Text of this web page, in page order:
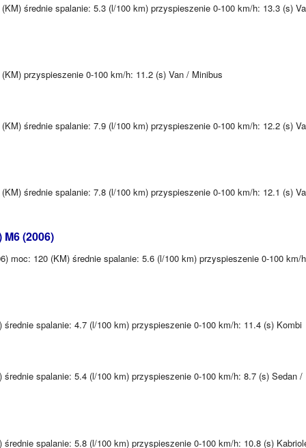
średnie spalanie: 5.3 (l/100 km) przyspieszenie 0-100 km/h: 13.3 (s)
przyspieszenie 0-100 km/h: 11.2 (s) Van / Minibus
średnie spalanie: 7.9 (l/100 km) przyspieszenie 0-100 km/h: 12.2 (s)
średnie spalanie: 7.8 (l/100 km) przyspieszenie 0-100 km/h: 12.1 (s)
(2006)
moc: 120 (KM) średnie spalanie: 5.6 (l/100 km) przyspieszenie 0-100 km/
spalanie: 4.7 (l/100 km) przyspieszenie 0-100 km/h: 11.4 (s) Kombi
spalanie: 5.4 (l/100 km) przyspieszenie 0-100 km/h: 8.7 (s) Sedan /
spalanie: 5.8 (l/100 km) przyspieszenie 0-100 km/h: 10.8 (s)